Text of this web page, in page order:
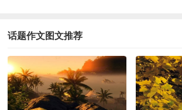
话题作文图文推荐